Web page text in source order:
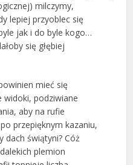
milczymy,
lepiej przyoblec się
jak i do byle kogo…
się głębiej
mieć się
widoki, podziwiane
aby na rufie
przepięknym kazaniu,
dach świątyni? Cóż
plemion